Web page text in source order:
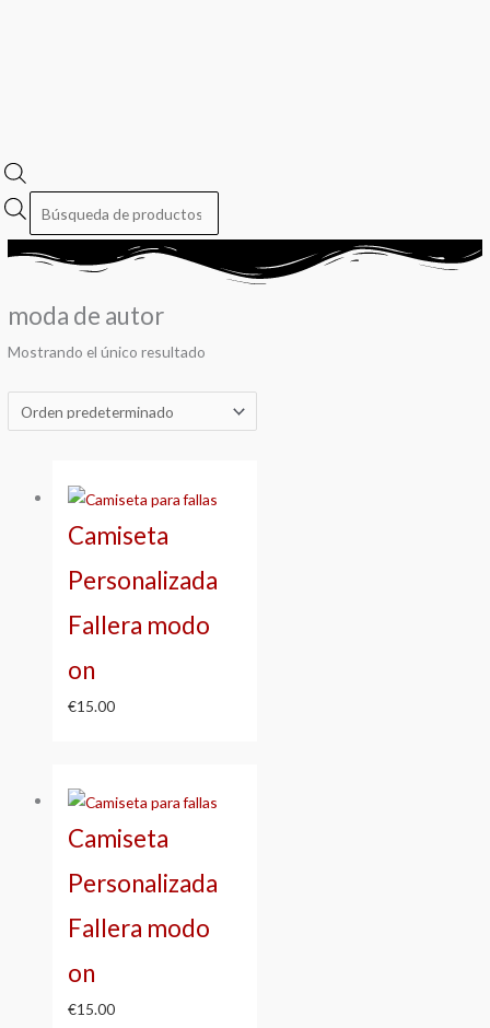
moda de autor
Mostrando el único resultado
Camiseta
Personalizada
Fallera modo
on
€15.00
Camiseta
Personalizada
Fallera modo
on
€15.00